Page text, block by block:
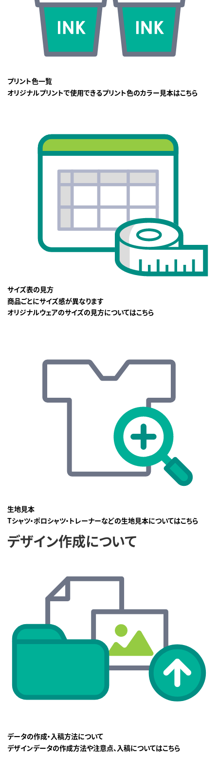
プリント色一覧
オリジナルプリントで使用できるプリント色のカラー見本はこちら
サイズ表の見方
商品ごとにサイズ感が異なります
オリジナルウェアのサイズの見方についてはこちら
生地見本
Tシャツ・ポロシャツ・トレーナーなどの生地見本についてはこちら
デザイン作成について
データの作成・入稿方法について
デザインデータの作成方法や注意点、入稿についてはこちら